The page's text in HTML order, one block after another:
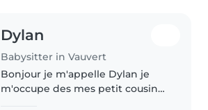
Dylan
Babysitter in Vauvert
Bonjour je m'appelle Dylan je
m'occupe des mes petit cousine